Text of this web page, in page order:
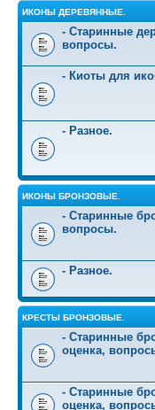
ИКОНЫ ДЕРЕВЯННЫЕ.
- Старинные
вопросы.
- Киоты для
- Разное.
ИКОНЫ БРОНЗОВЫЕ.
- Старинные
вопросы.
- Разное.
КРЕСТЫ БРОНЗОВЫЕ.
- Старинные
оценка,
- Старинные
оценка,